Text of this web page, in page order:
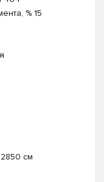
% 15
см